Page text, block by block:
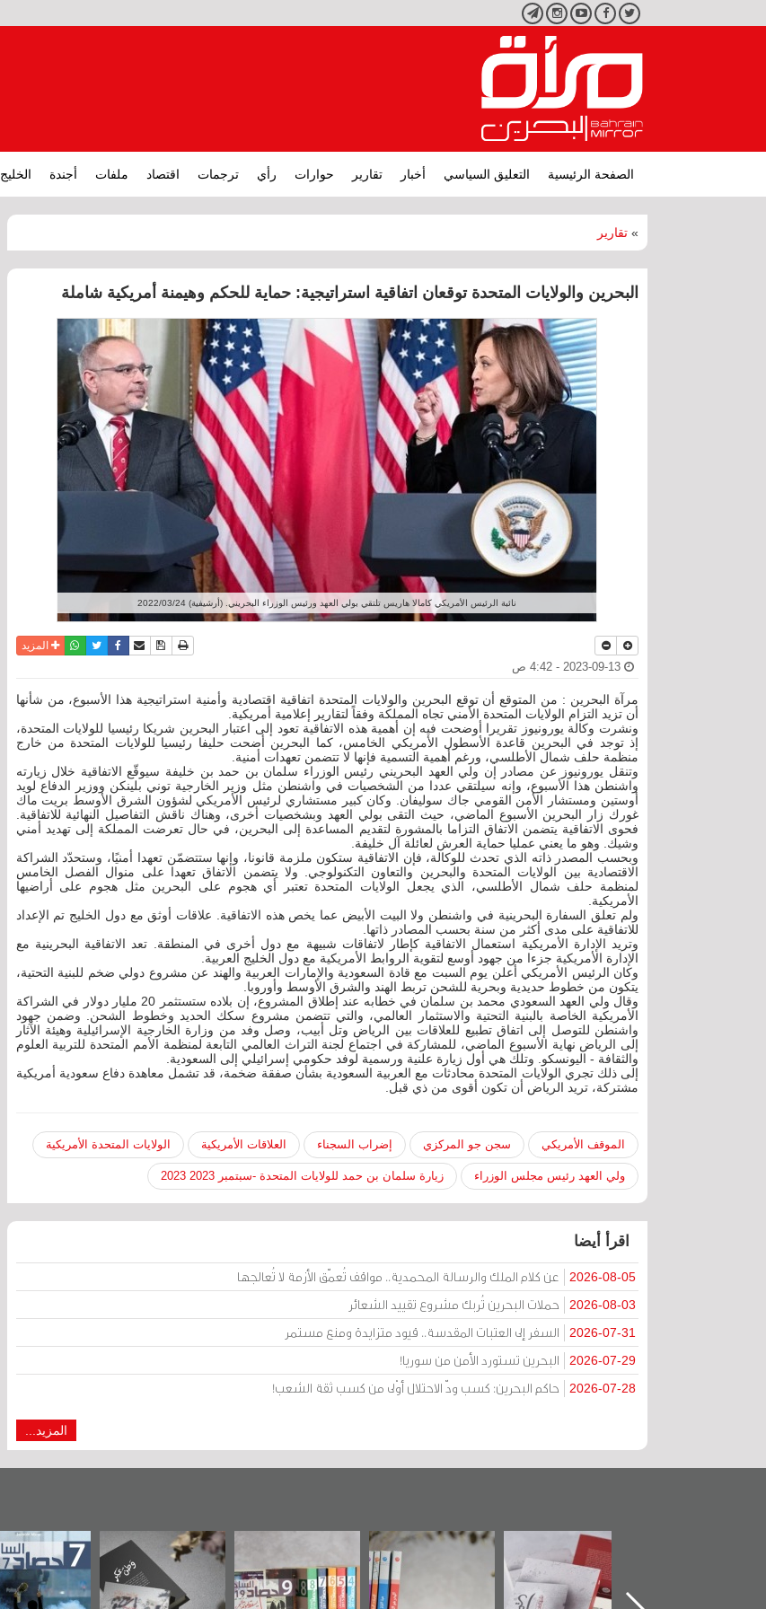
تويتر فيسبوكيوتيوبانستجرامتليجرام
الصفحة الرئيسية التعليق السياسي أخبار تقارير حوارات رأي ترجمات اقتصاد ملفات أجندة الخليج
» تقارير
البحرين والولايات المتحدة توقعان اتفاقية استراتيجية: حماية للحكم وهيمنة أمريكية شاملة
نائبة الرئيس الأمريكي كامالا هاريس تلتقي بولي العهد ورئيس الوزراء البحريني. (أرشيفية) 2022/03/24
نسخة للطباعة
حفظ الموضوع
أرسل الى صديق
فيسبوكتويترواتسابالمزيد
مرآة البحرين : من المتوقع أن توقع البحرين والولايات المتحدة اتفاقية اقتصادية وأمنية استراتيجية هذا الأسبوع، من شأنها
أن تزيد التزام الولايات المتحدة الأمني تجاه المملكة وفقاً لتقارير إعلامية أمريكية.
ونشرت وكالة يورونيوز تقريرا أوضحت فيه إن أهمية هذه الاتفاقية تعود إلى اعتبار البحرين شريكا رئيسيا للولايات المتحدة،
إذ توجد في البحرين قاعدة الأسطول الأمريكي الخامس، كما البحرين أضحت حليفا رئيسيا للولايات المتحدة من خارج
منظمة حلف شمال الأطلسي، ورغم أهمية التسمية فإنها لا تتضمن تعهدات أمنية.
وتنقل يورونيوز عن مصادر إن ولي العهد البحريني رئيس الوزراء سلمان بن حمد بن خليفة سيوقّع الاتفاقية خلال زيارته
واشنطن هذا الأسبوع، وإنه سيلتقي عددا من الشخصيات في واشنطن مثل وزير الخارجية توني بلينكن ووزير الدفاع لويد
أوستين ومستشار الأمن القومي جاك سوليفان. وكان كبير مستشاري لرئيس الأمريكي لشؤون الشرق الأوسط بريت ماك
غورك زار البحرين الأسبوع الماضي، حيث التقى بولي العهد وبشخصيات أخرى، وهناك ناقش التفاصيل النهائية للاتفاقية.
فحوى الاتفاقية يتضمن الاتفاق التزاما بالمشورة لتقديم المساعدة إلى البحرين، في حال تعرضت المملكة إلى تهديد أمني
وشيك. وهو ما يعني عمليا حماية العرش لعائلة آل خليفة.
وبحسب المصدر ذاته الذي تحدث للوكالة، فإن الاتفاقية ستكون ملزمة قانونا، وإنها ستتضمّن تعهدا أمنيًا، وستحدّد الشراكة
الاقتصادية بين الولايات المتحدة والبحرين والتعاون التكنولوجي. ولا يتضمن الاتفاق تعهدا على منوال الفصل الخامس
لمنظمة حلف شمال الأطلسي، الذي يجعل الولايات المتحدة تعتبر أي هجوم على البحرين مثل هجوم على أراضيها
الأمريكية.
ولم تعلق السفارة البحرينية في واشنطن ولا البيت الأبيض عما يخص هذه الاتفاقية. علاقات أوثق مع دول الخليج تم الإعداد
للاتفاقية على مدى أكثر من سنة بحسب المصادر ذاتها.
وتريد الإدارة الأمريكية استعمال الاتفاقية كإطار لاتفاقات شبيهة مع دول أخرى في المنطقة. تعد الاتفاقية البحرينية مع
الإدارة الأمريكية جزءا من جهود أوسع لتقوية الروابط الأمريكية مع دول الخليج العربية.
وكان الرئيس الأمريكي أعلن يوم السبت مع قادة السعودية والإمارات العربية والهند عن مشروع دولي ضخم للبنية التحتية،
يتكون من خطوط حديدية وبحرية للشحن تربط الهند والشرق الأوسط وأوروبا.
وقال ولي العهد السعودي محمد بن سلمان في خطابه عند إطلاق المشروع، إن بلاده ستستثمر 20 مليار دولار في الشراكة
الأمريكية الخاصة بالبنية التحتية والاستثمار العالمي، والتي تتضمن مشروع سكك الحديد وخطوط الشحن. وضمن جهود
واشنطن للتوصل إلى اتفاق تطبيع للعلاقات بين الرياض وتل أبيب، وصل وفد من وزارة الخارجية الإسرائيلية وهيئة الآثار
إلى الرياض نهاية الأسبوع الماضي، للمشاركة في اجتماع لجنة التراث العالمي التابعة لمنظمة الأمم المتحدة للتربية العلوم
والثقافة - اليونسكو. وتلك هي أول زيارة علنية ورسمية لوفد حكومي إسرائيلي إلى السعودية.
إلى ذلك تجري الولايات المتحدة محادثات مع العربية السعودية بشأن صفقة ضخمة، قد تشمل معاهدة دفاع سعودية أمريكية
مشتركة، تريد الرياض أن تكون أقوى من ذي قبل.
الموقف الأمريكي سجن جو المركزي إضراب السجناء العلاقات الأمريكية الولايات المتحدة الأمريكية
ولي العهد رئيس مجلس الوزراء زيارة سلمان بن حمد للولايات المتحدة -سبتمبر 2023 2023
اقرأ أيضا
2026-08-05 عن كلام الملك والرسالة المحمدية.. مواقف تُعمّق الأزمة لا تُعالجها
2026-08-03 حملات البحرين تُربك مشروع تقييد الشعائر
2026-07-31 السفر إلى العتبات المقدسة.. قيود متزايدة ومنع مستمر
2026-07-29 البحرين تستورد الأمن من سوريا!
2026-07-28 حاكم البحرين: كسب ودّ الاحتلال أوْلى من كسب ثقة الشعب!
المزيد...
"حماة الباب الأخير":
الإصدار الأول عن
اعتصام الدراز
تصنيف موضوعي
للوثائق البريطانية
يقدمه «مركز أوال»
تصدر حصاد
الساحات 2019
«وطن عكر» رواية
جديدة لمعتقل
عسكري تصدر عن
حصاد 2017